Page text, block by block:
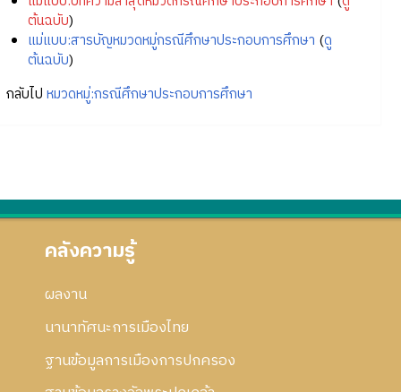
ต้นฉบับ)
แม่แบบ:สารบัญหมวดหมู่กรณีศึกษาประกอบการศึกษา (ดู
ต้นฉบับ)
กลับไป หมวดหมู่:กรณีศึกษาประกอบการศึกษา
คลังความรู้
ผลงาน
นานาทัศนะการเมืองไทย
ฐานข้อมูลการเมืองการปกครอง